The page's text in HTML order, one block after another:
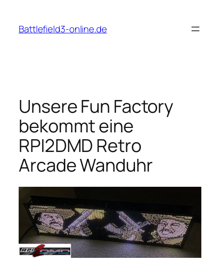
content
Battlefield3-online.de
Unsere Fun Factory
bekommt eine
RPI2DMD Retro
Arcade Wanduhr